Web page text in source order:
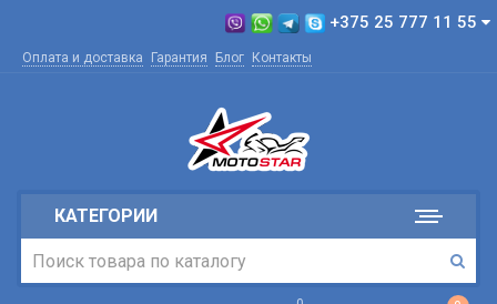
+375 25 777 11 55
Оплата и доставка Гарантия Блог Контакты
КАТЕГОРИИ